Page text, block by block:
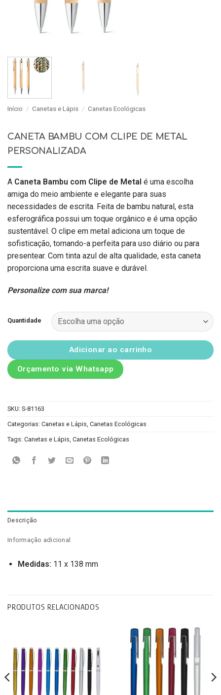
Início / Canetas e Lápis / Canetas Ecológicas
CANETA BAMBU COM CLIPE DE METAL
PERSONALIZADA
A Caneta Bambu com Clipe de Metal é uma escolha
amiga do meio ambiente e elegante para suas
necessidades de escrita. Feita de bambu natural, esta
esferográfica possui um toque orgânico e é uma opção
sustentável. O clipe em metal adiciona um toque de
sofisticação, tornando-a perfeita para uso diário ou para
presentear. Com tinta azul de alta qualidade, esta caneta
proporciona uma escrita suave e durável.
Personalize com sua marca!
Quantidade
Adicionar ao carrinho
Orçamento via Whatsapp
SKU: S-81163
Categorias: Canetas e Lápis Canetas Ecológicas
Tags: Canetas e Lápis Canetas Ecológicas
Descrição
Informação adicional
Medidas: 11 x 138 mm
PRODUTOS RELACIONADOS